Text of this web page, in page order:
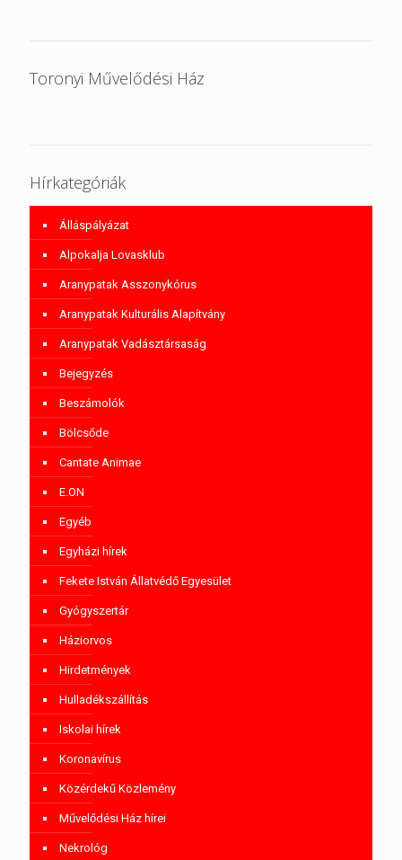
Toronyi Művelődési Ház
Hírkategóriák
Álláspályázat
Alpokalja Lovasklub
Aranypatak Asszonykórus
Aranypatak Kulturális Alapítvány
Aranypatak Vadásztársaság
Bejegyzés
Beszámolók
Bölcsőde
Cantate Animae
E.ON
Egyéb
Egyházi hírek
Fekete István Állatvédő Egyesület
Gyógyszertár
Háziorvos
Hirdetmények
Hulladékszállítás
Iskolai hírek
Koronavírus
Közérdekű Közlemény
Művelődési Ház hírei
Nekrológ